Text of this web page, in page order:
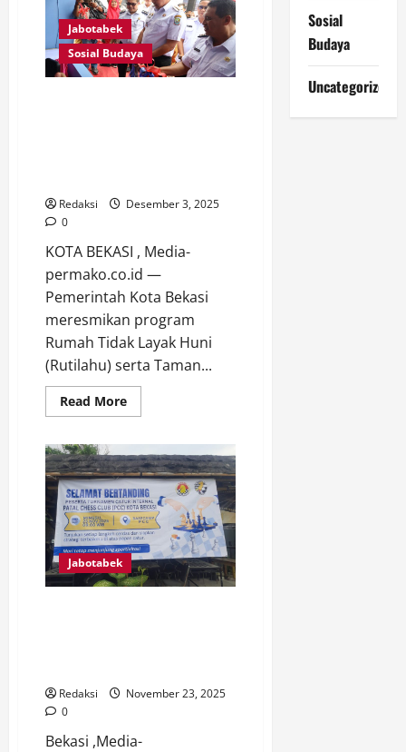
Penentu
Juara
Turnamen
Catur
Klasik
di
Jabotabek
Sosial Budaya
Redaksi
Desember 3, 2025
0
KOTA BEKASI , Media-
permako.co.id —
Pemerintah Kota Bekasi
meresmikan program
Rumah Tidak Layak Huni
(Rutilahu) serta Taman...
Read MoreRead
more
Bekasi
Resmikan
Rutilahu
dan
Taman
RW
010
Jakamulya:
Wujudkan
Lingkungan
Layak
dan
Jabotabek
Redaksi
November 23, 2025
0
Bekasi ,Media-
Sosial
Budaya
Uncategorized